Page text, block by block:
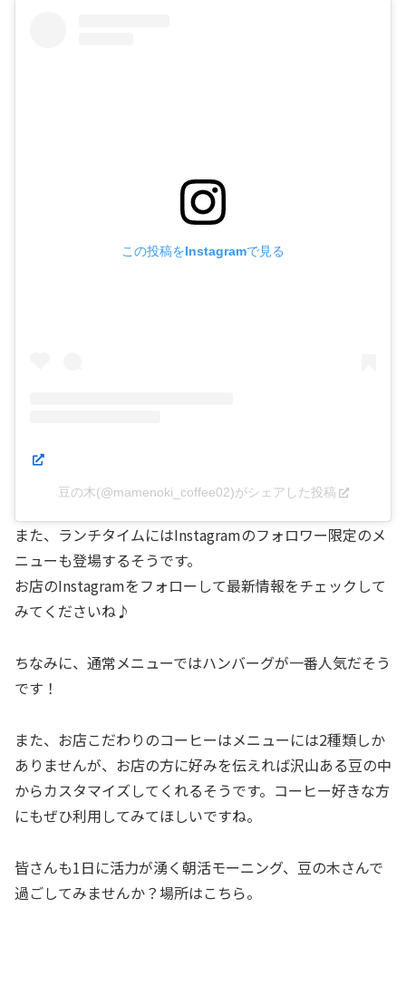
この投稿をInstagramで見る
豆の木(@mamenoki_coffee02)がシェアした投稿
また、ランチタイムにはInstagramのフォロワー限定のメ
ニューも登場するそうです。
お店のInstagramをフォローして最新情報をチェックして
みてくださいね♪
ちなみに、通常メニューではハンバーグが一番人気だそう
です！
また、お店こだわりのコーヒーはメニューには2種類しか
ありませんが、お店の方に好みを伝えれば沢山ある豆の中
からカスタマイズしてくれるそうです。コーヒー好きな方
にもぜひ利用してみてほしいですね。
皆さんも1日に活力が湧く朝活モーニング、豆の木さんで
過ごしてみませんか？場所はこちら。